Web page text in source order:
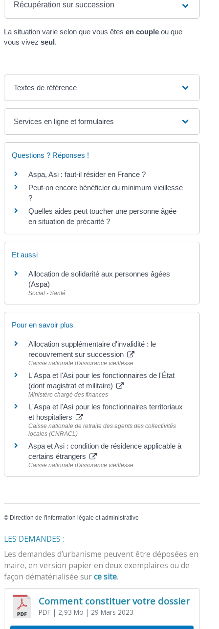
Récupération sur succession
La situation varie selon que vous êtesen couple ou que
vous vivezseul.
Textes de référence
Services en ligne et formulaires
Questions ? Réponses !
Aspa, Asi : faut-il résider en France ?
Peut-on encore bénéficier du minimum vieillesse
?
Quelles aides peut toucher une personne âgée
en situation de précarité ?
Et aussi
Allocation de solidarité aux personnes âgées
(Aspa)
Social - Santé
Pour en savoir plus
Allocation supplémentaire d'invalidité : le
recouvrement sur succession
Caisse nationale d'assurance vieillesse
L'Aspa et l'Asi pour les fonctionnaires de l'État
(dont magistrat et militaire)
Ministère chargé des finances
L'Aspa et l'Asi pour les fonctionnaires territoriaux
et hospitaliers
Caisse nationale de retraite des agents des collectivités
locales (CNRACL)
Aspa et Asi : condition de résidence applicable à
certains étrangers
Caisse nationale d'assurance vieillesse
© Direction de l'information légale et administrative
LES DEMANDES :
Les demandes d’urbanisme peuvent être déposées en
maire, en version papier en deux exemplaires ou de
façon dématérialisée surce site.
Comment constituer votre dossier
PDF| 2,93 Mo | 29 Mars 2023